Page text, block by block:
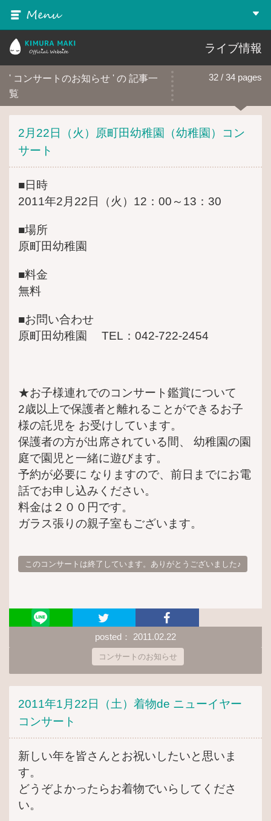
木村真紀 Official Website
ライブ情報
' コンサートのお知らせ ' の 記事一
覧
32 / 34 pages
2月22日（火）原町田幼稚園（幼稚園）コン
サート
■日時
2011年2月22日（火）12：00～13：30
■場所
原町田幼稚園
■料金
無料
■お問い合わせ
原町田幼稚園 TEL：042-722-2454
★お子様連れでのコンサート鑑賞について
2歳以上で保護者と離れることができるお子
様の託児を お受けしています。
保護者の方が出席されている間、 幼稚園の園
庭で園児と一緒に遊びます。
予約が必要に なりますので、前日までにお電
話でお申し込みください。
料金は２００円です。
ガラス張りの親子室もございます。
このコンサートは終了しています。ありがとうございました♪
posted： 2011.02.22
コンサートのお知らせ
2011年1月22日（土）着物de ニューイヤー
コンサート
新しい年を皆さんとお祝いしたいと思いま
す。
どうぞよかったらお着物でいらしてくださ
い。